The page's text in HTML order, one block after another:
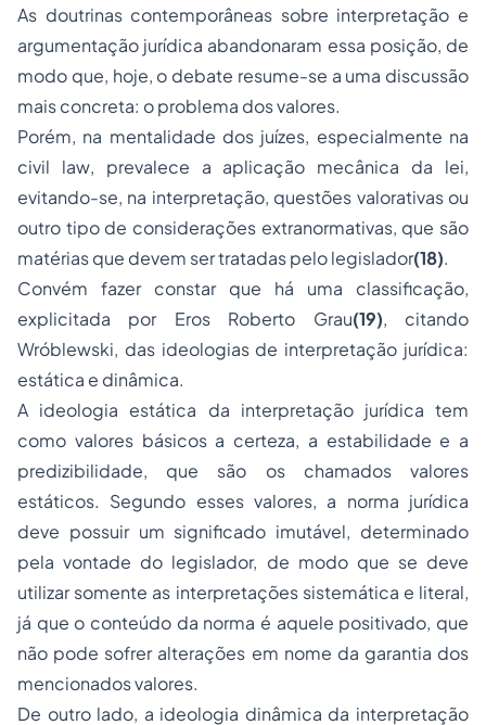
As doutrinas contemporâneas sobre interpretação e
argumentação jurídica abandonaram essa posição, de
modo que, hoje, o debate resume-se a uma discussão
mais concreta: o problema dos valores.
Porém, na mentalidade dos juízes, especialmente na
civil law, prevalece a aplicação mecânica da lei,
evitando-se, na interpretação, questões valorativas ou
outro tipo de considerações extranormativas, que são
matérias que devem ser tratadas pelo legislador(18).
Convém fazer constar que há uma classificação,
explicitada por Eros Roberto Grau(19), citando
Wróblewski, das ideologias de interpretação jurídica:
estática e dinâmica.
A ideologia estática da interpretação jurídica tem
como valores básicos a certeza, a estabilidade e a
predizibilidade, que são os chamados valores
estáticos. Segundo esses valores, a norma jurídica
deve possuir um significado imutável, determinado
pela vontade do legislador, de modo que se deve
utilizar somente as interpretações sistemática e literal,
já que o conteúdo da norma é aquele positivado, que
não pode sofrer alterações em nome da garantia dos
mencionados valores.
De outro lado, a ideologia dinâmica da interpretação